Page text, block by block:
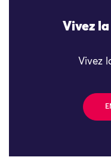
Vivez
Vivez